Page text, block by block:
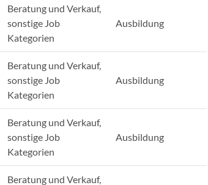
Beratung und Verkauf,
sonstige Job
Kategorien
Ausbildung
Beratung und Verkauf,
sonstige Job
Kategorien
Ausbildung
Beratung und Verkauf,
sonstige Job
Kategorien
Ausbildung
Beratung und Verkauf,